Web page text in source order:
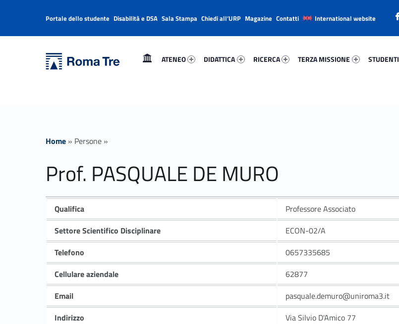
Prof. PASQUALE DE MURO ricerca - Università Roma Tre
ATENEO
DIDATTICA
RICERCA
TERZA MISSIONE
STUDENTI
Header info sidebar
Portale dello studente Disabilità e DSA Sala Stampa Chiedi all’URP Magazine Contatti International website
Home » Persone »
Prof. PASQUALE DE MURO
Qualifica
Professore Associato
Settore Scientifico Disciplinare
ECON-02/A
Telefono
0657335685
Cellulare aziendale
62877
Email
pasquale.demuro@uniroma3.it
Indirizzo
Via Silvio D'Amico 77